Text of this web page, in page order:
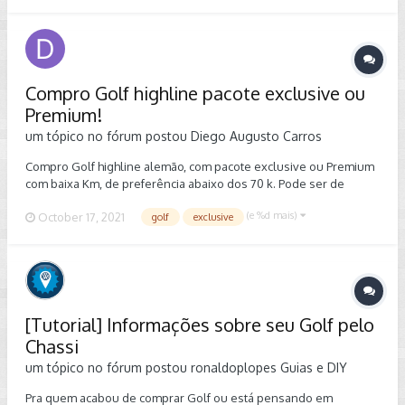
imagem, um carro raro, caro e com manutenção difícil. A
prioridade com vinda desse carro não é lucro, mas sim despertar
o fator tecnologia e novidade, chamar a atenção dos Indígenas
notícia e da "ousadia" que não víamos a tempos dentro da VWBR.
Será um carro por deveras interessante em encontros e foruns/
grupos pela net. Abraços!
Compro Golf highline pacote exclusive ou
Premium!
um tópico no fórum postou Diego Augusto Carros
Compro Golf highline alemão, com pacote exclusive ou Premium
com baixa Km, de preferência abaixo dos 70 k. Pode ser de
Pernambuco.
October 17, 2021 golf exclusive (e %d mais)
[Tutorial] Informações sobre seu Golf pelo
Chassi
um tópico no fórum postou ronaldoplopes Guias e DIY
Pra quem acabou de comprar Golf ou está pensando em